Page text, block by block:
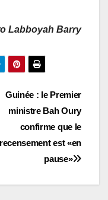
Labboyah Barry
Guinée : le Premier
ministre Bah Oury
confirme que le
recensement est «en
pause»